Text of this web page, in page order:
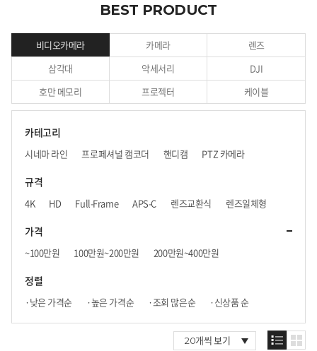
BEST PRODUCT
비디오카메라 카메라
렌즈
삼각대
악세서리
DJI
호만 메모리
프로젝터 케이블
카테고리
시네마 라인 프로페셔널 캠코더 핸디캠 PTZ 카메라
규격
4K HD Full-Frame APS-C 렌즈교환식 렌즈일체형
가격
~100만원 100만원~200만원
200만원~400만원
400만원~600만원
정렬
·낮은 가격순 ·높은 가격순 ·조회 많은순 ·신상품 순